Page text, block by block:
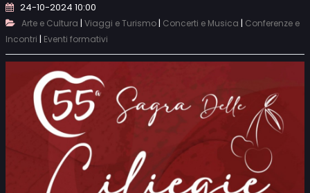
24-10-2024 10:00
Arte e Cultura | Viaggi e Turismo | Concerti e Musica | Conferenze e
Incontri | Eventi formativi